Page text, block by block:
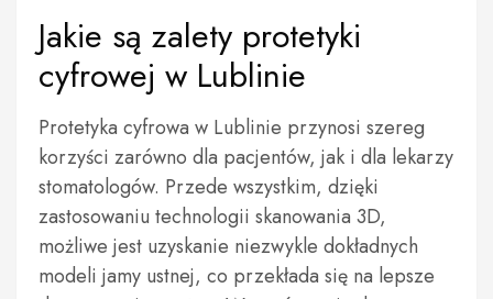
Jakie są zalety protetyki
cyfrowej w Lublinie
Protetyka cyfrowa w Lublinie przynosi szereg
korzyści zarówno dla pacjentów, jak i dla lekarzy
stomatologów. Przede wszystkim, dzięki
zastosowaniu technologii skanowania 3D,
możliwe jest uzyskanie niezwykle dokładnych
modeli jamy ustnej, co przekłada się na lepsze